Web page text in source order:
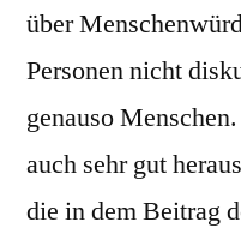
über
Personen nicht
genauso
auch sehr gut
die in dem Beitrag